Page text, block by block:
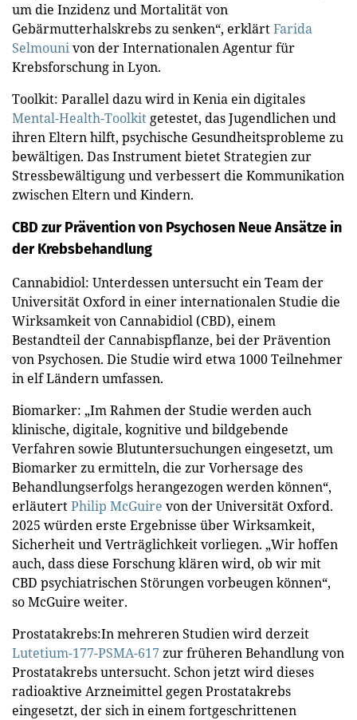
um die Inzidenz und Mortalität von
Gebärmutterhalskrebs zu senken“, erklärtFarida
Selmounivon der Internationalen Agentur für
Krebsforschung in Lyon.
Toolkit: Parallel dazu wird in Kenia ein digitales
Mental-Health-Toolkitgetestet, das Jugendlichen und
ihren Eltern hilft, psychische Gesundheitsprobleme zu
bewältigen. Das Instrument bietet Strategien zur
Stressbewältigung und verbessert die Kommunikation
zwischen Eltern und Kindern.
CBD zur Prävention von Psychosen Neue Ansätze in
der Krebsbehandlung
Cannabidiol: Unterdessen untersucht ein Team der
Universität Oxford in einer internationalen Studie die
Wirksamkeit von Cannabidiol (CBD), einem
Bestandteil der Cannabispflanze, bei der Prävention
von Psychosen. Die Studie wird etwa 1000 Teilnehmer
in elf Ländern umfassen.
Biomarker: „Im Rahmen der Studie werden auch
klinische, digitale, kognitive und bildgebende
Verfahren sowie Blutuntersuchungen eingesetzt, um
Biomarker zu ermitteln, die zur Vorhersage des
Behandlungserfolgs herangezogen werden können“,
erläutertPhilip McGuire von der Universität Oxford.
2025 würden erste Ergebnisse über Wirksamkeit,
Sicherheit und Verträglichkeit vorliegen. „Wir hoffen
auch, dass diese Forschung klären wird, ob wir mit
CBD psychiatrischen Störungen vorbeugen können“,
so McGuire weiter.
Prostatakrebs:In mehreren Studien wird derzeit
Lutetium-177-PSMA-617zur früheren Behandlung von
Prostatakrebs untersucht. Schon jetzt wird dieses
radioaktive Arzneimittel gegen Prostatakrebs
eingesetzt, der sich in einem fortgeschrittenen